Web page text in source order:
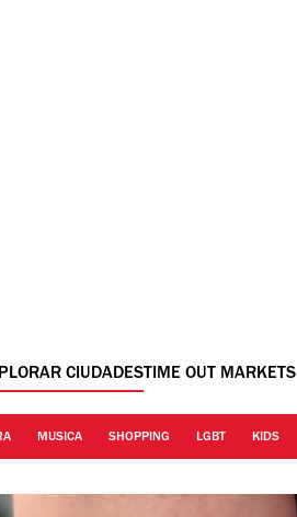
CIUDADESTIME OUT MARKETS
MUSICA SHOPPING LGBT KIDS